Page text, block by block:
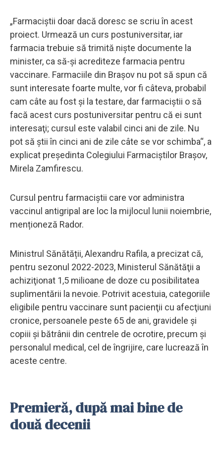
„Farmaciştii doar dacă doresc se scriu în acest
proiect. Urmează un curs postuniversitar, iar
farmacia trebuie să trimită nişte documente la
minister, ca să-şi acrediteze farmacia pentru
vaccinare. Farmaciile din Braşov nu pot să spun că
sunt interesate foarte multe, vor fi câteva, probabil
cam câte au fost şi la testare, dar farmaciştii o să
facă acest curs postuniversitar pentru că ei sunt
interesaţi; cursul este valabil cinci ani de zile. Nu
pot să ştii în cinci ani de zile câte se vor schimba“, a
explicat preşedinta Colegiului Farmaciştilor Braşov,
Mirela Zamfirescu.
Cursul pentru farmaciştii care vor administra
vaccinul antigripal are loc la mijlocul lunii noiembrie,
menționeză Rador.
Ministrul Sănătății, Alexandru Rafila, a precizat că,
pentru sezonul 2022-2023, Ministerul Sănătăţii a
achiziţionat 1,5 milioane de doze cu posibilitatea
suplimentării la nevoie. Potrivit acestuia, categoriile
eligibile pentru vaccinare sunt pacienţii cu afecţiuni
cronice, persoanele peste 65 de ani, gravidele şi
copiii şi bătrânii din centrele de ocrotire, precum şi
personalul medical, cel de îngrijire, care lucrează în
aceste centre.
Premieră, după mai bine de
două decenii